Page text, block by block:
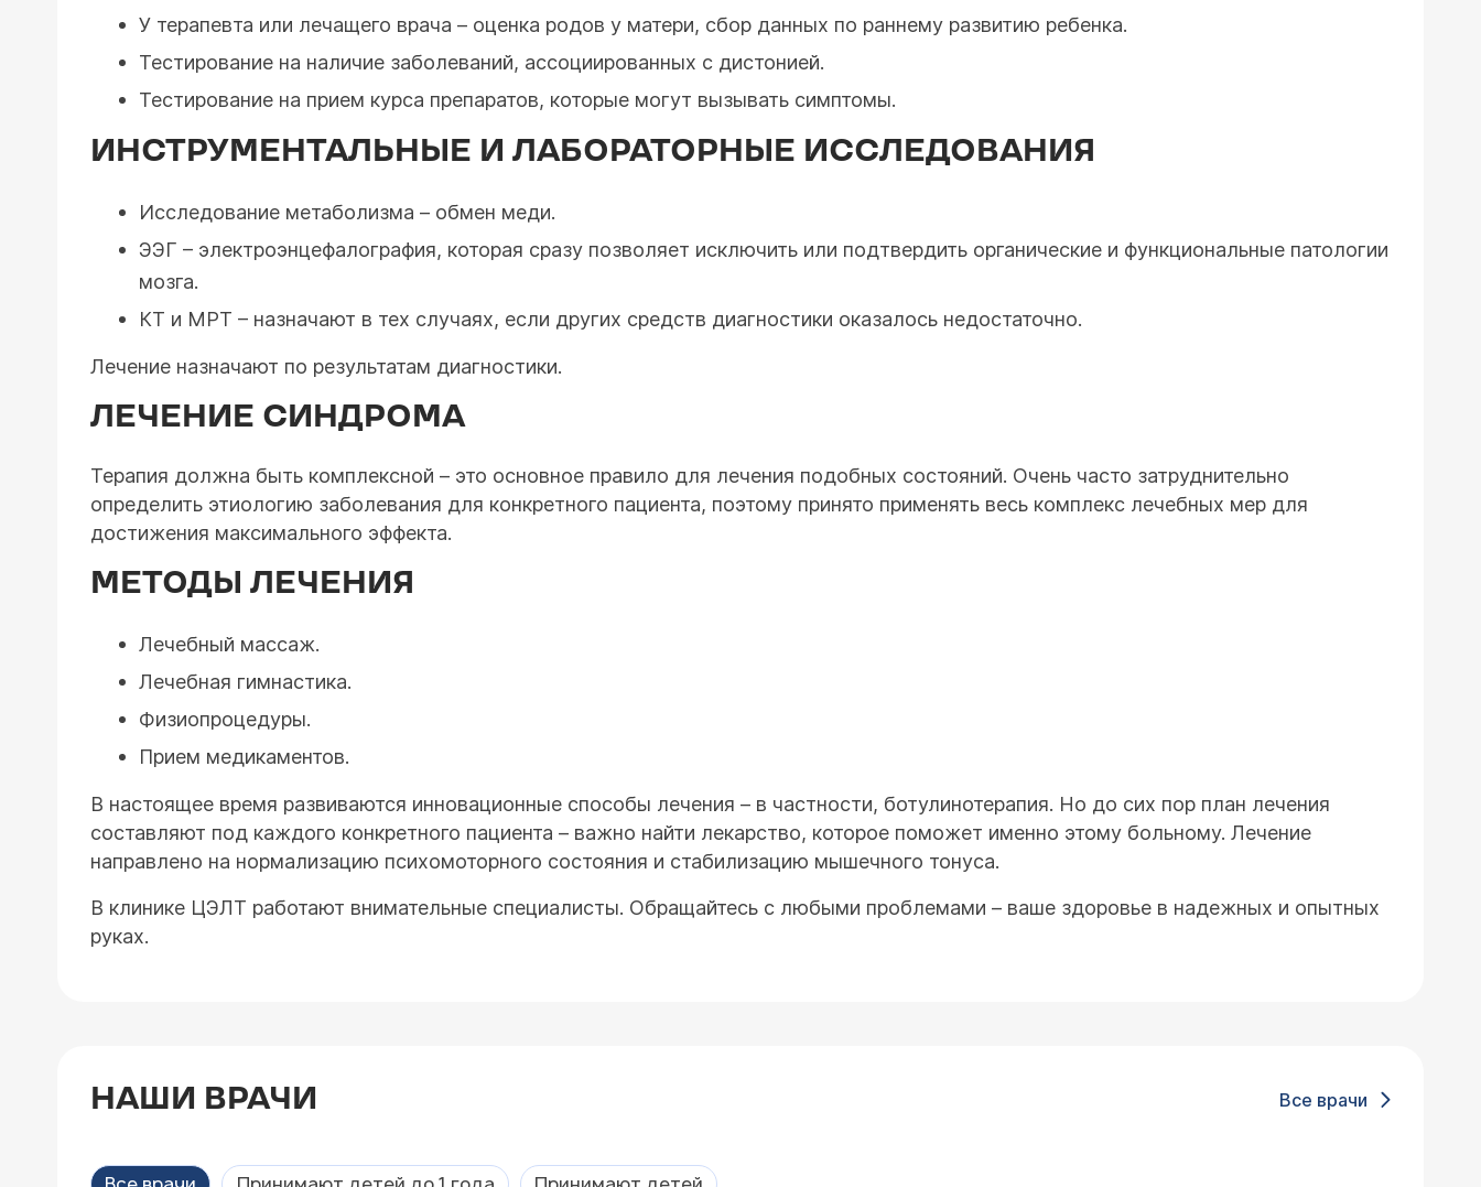
У терапевта или лечащего врача – оценка родов у матери, сбор данных по раннему развитию ребенка.
Тестирование на наличие заболеваний, ассоциированных с дистонией.
Тестирование на прием курса препаратов, которые могут вызывать симптомы.
ИНСТРУМЕНТАЛЬНЫЕ И ЛАБОРАТОРНЫЕ ИССЛЕДОВАНИЯ
Исследование метаболизма – обмен меди.
ЭЭГ – электроэнцефалография, которая сразу позволяет исключить или подтвердить органические и функциональные патологии
мозга.
КТ и МРТ – назначают в тех случаях, если других средств диагностики оказалось недостаточно.
Лечение назначают по результатам диагностики.
ЛЕЧЕНИЕ СИНДРОМА
Терапия должна быть комплексной – это основное правило для лечения подобных состояний. Очень часто затруднительно
определить этиологию заболевания для конкретного пациента, поэтому принято применять весь комплекс лечебных мер для
достижения максимального эффекта.
МЕТОДЫ ЛЕЧЕНИЯ
Лечебный массаж.
Лечебная гимнастика.
Физиопроцедуры.
Прием медикаментов.
В настоящее время развиваются инновационные способы лечения – в частности, ботулинотерапия. Но до сих пор план лечения
составляют под каждого конкретного пациента – важно найти лекарство, которое поможет именно этому больному. Лечение
направлено на нормализацию психомоторного состояния и стабилизацию мышечного тонуса.
В клинике ЦЭЛТ работают внимательные специалисты. Обращайтесь с любыми проблемами – ваше здоровье в надежных и опытных
руках.
НАШИ ВРАЧИ Все врачи